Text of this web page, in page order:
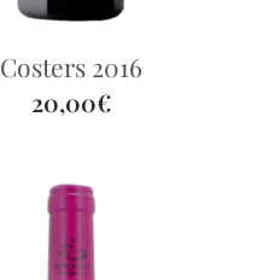
Costers 2016
20,00€